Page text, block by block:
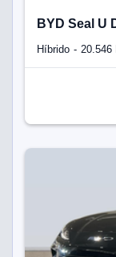
BYD Seal U
Híbrido 20.546